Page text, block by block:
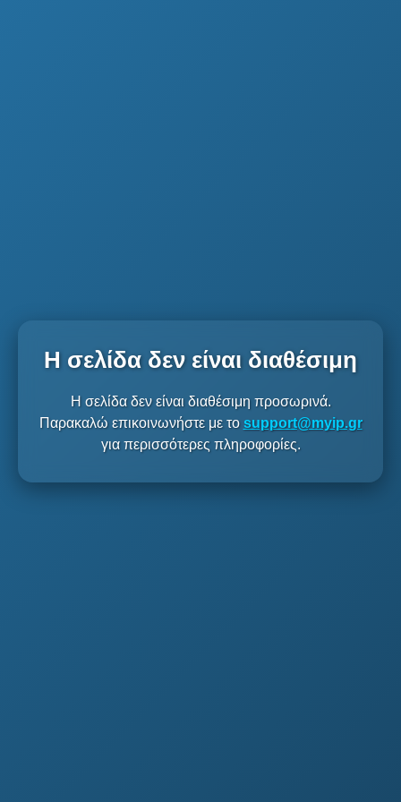
Η σελίδα δεν είναι διαθέσιμη
Η σελίδα δεν είναι διαθέσιμη προσωρινά.
Παρακαλώ επικοινωνήστε με το support@myip.gr
για περισσότερες πληροφορίες.